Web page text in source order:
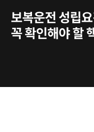
보복운전 성립
꼭 확인해야 할